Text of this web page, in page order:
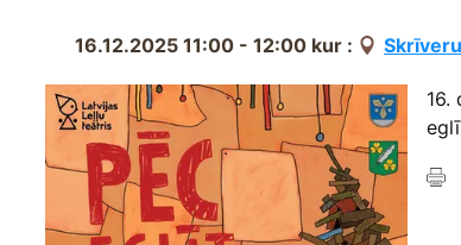
16.12.2025 11:00 - 12:00 kur :
16.